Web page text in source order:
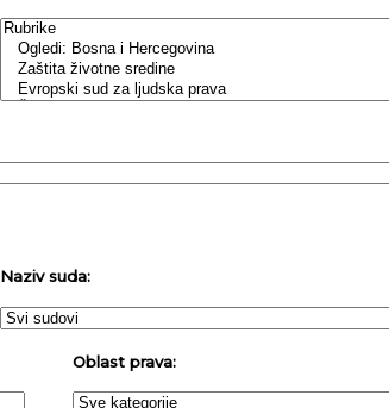
Naziv suda:
Oblast prava: